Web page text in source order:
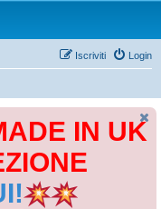
Login
Iscriviti
IN UK